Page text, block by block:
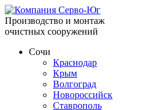
Производство и монтаж
очистных сооружений
Сочи
Краснодар
Крым
Волгоград
Новороссийск
Ставрополь